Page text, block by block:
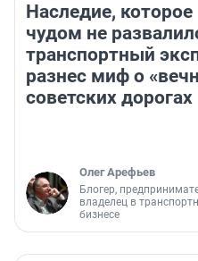
Наследие, которое
чудом не
транспортный
разнес миф о
советских дорогах
Олег Арефьев
Блогер,
владелец в
бизнесе